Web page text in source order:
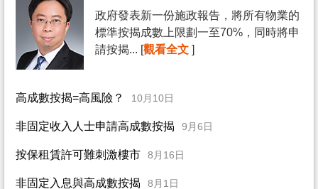
政府發表新一份施政報告，將所有物業的
標準按揭成數上限劃一至70%，同時將申
請按揭... [觀看全文 ]
高成數按揭=高風險？ 10月10日
非固定收入人士申請高成數按揭 9月6日
按保租賃許可難刺激樓市 8月16日
非固定入息與高成數按揭 8月1日